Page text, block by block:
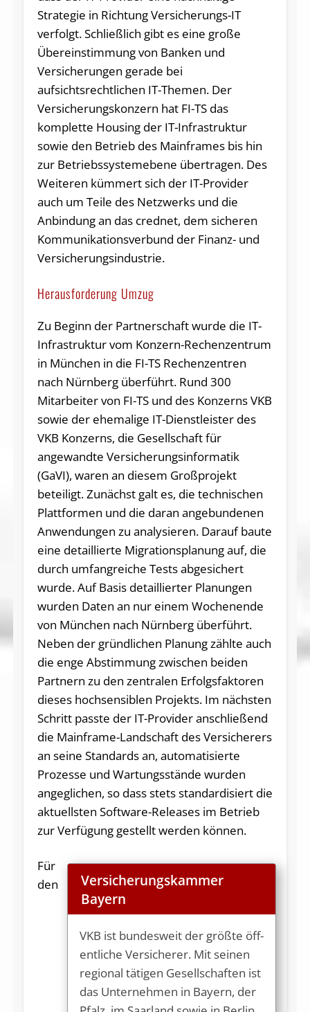
Strategie in Richtung Versicherungs-IT
verfolgt. Schließlich gibt es eine große
Übereinstimmung von Banken und
Versicherungen gerade bei
aufsichtsrechtlichen IT-Themen. Der
Versicherungskonzern hat FI-TS das
komplette Housing der IT-Infrastruktur
sowie den Betrieb des Mainframes bis hin
zur Betriebssystemebene übertragen. Des
Weiteren kümmert sich der IT-Provider
auch um Teile des Netzwerks und die
Anbindung an das crednet, dem sicheren
Kommunikationsverbund der Finanz- und
Versicherungsindustrie.
Herausforderung Umzug
Zu Beginn der Partnerschaft wurde die IT-
Infrastruktur vom Konzern-Rechenzentrum
in München in die FI-TS Rechenzentren
nach Nürnberg überführt. Rund 300
Mitarbeiter von FI-TS und des Konzerns VKB
sowie der ehemalige IT-Dienstleister des
VKB Konzerns, die Gesellschaft für
angewandte Versicherungsinformatik
(GaVI), waren an diesem Großprojekt
beteiligt. Zunächst galt es, die technischen
Plattformen und die daran angebundenen
Anwendungen zu analysieren. Darauf baute
eine detaillierte Migrationsplanung auf, die
durch umfangreiche Tests abgesichert
wurde. Auf Basis detaillierter Planungen
wurden Daten an nur einem Wochenende
von München nach Nürnberg überführt.
Neben der gründlichen Planung zählte auch
die enge Abstimmung zwischen beiden
Partnern zu den zentralen Erfolgsfaktoren
dieses hochsensiblen Projekts. Im nächsten
Schritt passte der IT-Provider anschließend
die Mainframe-Landschaft des Versicherers
an seine Standards an, automatisierte
Prozesse und Wartungsstände wurden
angeglichen, so dass stets standardisiert die
aktuellsten Software-Releases im Betrieb
zur Verfügung gestellt werden können.
Versicherungskammer
Bayern
VKB ist bundesweit der größte öff­
entli­che Versi­che­rer. Mit sei­nen
regio­nal tätigen Gesellschaf­ten ist
das Un­ternehmen in Bayern, der
Für
den